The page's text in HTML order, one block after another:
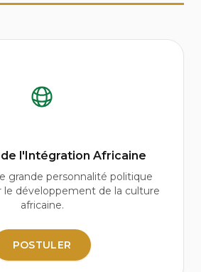
de l'Intégration Africaine
grande personnalité politique
développement de la culture
africaine.
POSTULER